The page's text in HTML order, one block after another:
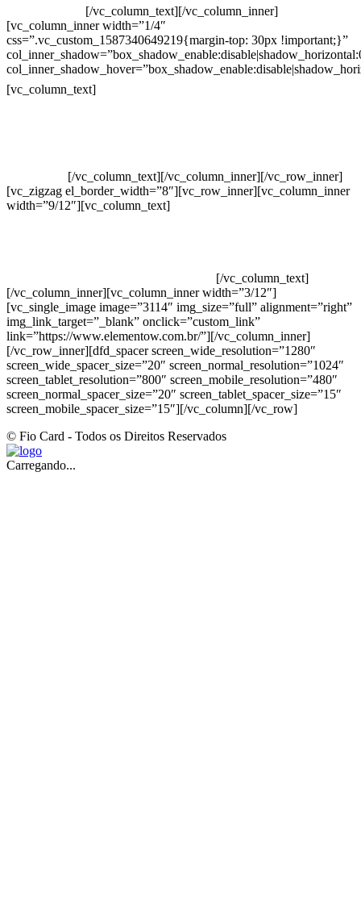
[/vc_column_text][/vc_column_inner]
[vc_column_inner width=”1/4″
css=”.vc_custom_1587340649219{margin-top: 30px !important;}”
[vc_column_text]
[/vc_column_text][/vc_column_inner][/vc_row_inner]
[vc_zigzag el_border_width=”8″][vc_row_inner][vc_column_inner
width=”9/12″][vc_column_text]
[/vc_column_text]
[/vc_column_inner][vc_column_inner width=”3/12″]
[vc_single_image image=”3114″ img_size=”full” alignment=”right”
img_link_target=”_blank” onclick=”custom_link”
link=”https://www.elementow.com.br/”][/vc_column_inner]
[/vc_row_inner][dfd_spacer screen_wide_resolution=”1280″
screen_wide_spacer_size=”20″ screen_normal_resolution=”1024″
screen_tablet_resolution=”800″ screen_mobile_resolution=”480″
screen_normal_spacer_size=”20″ screen_tablet_spacer_size=”15″
screen_mobile_spacer_size=”15″][/vc_column][/vc_row]
© Fio Card - Todos os Direitos Reservados
Carregando...